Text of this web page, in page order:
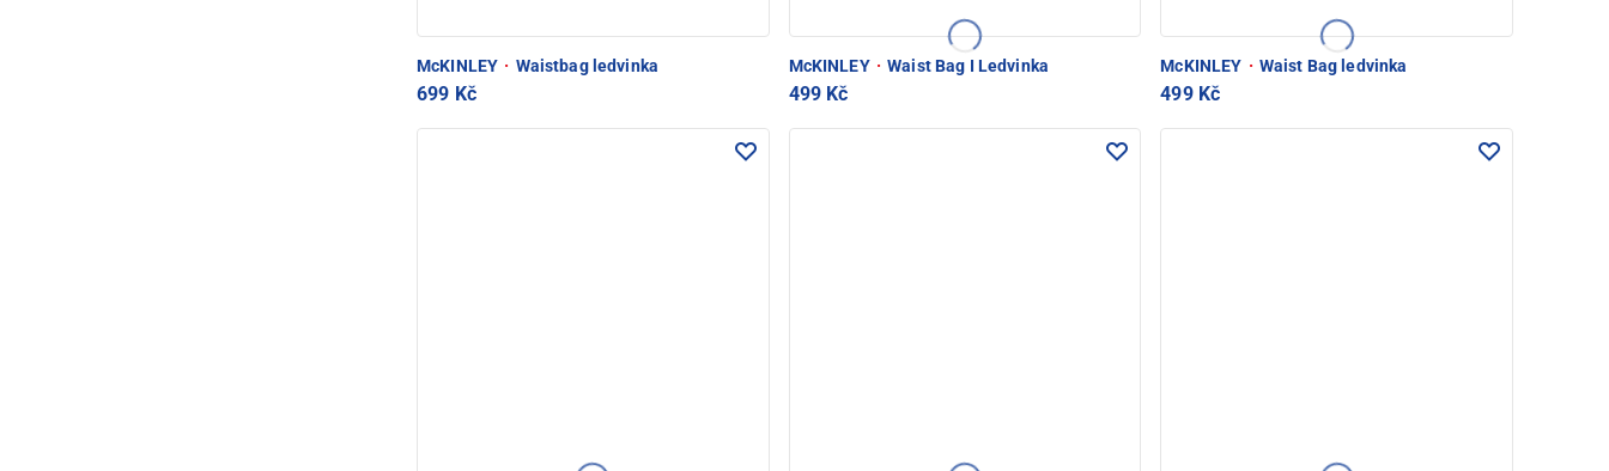
McKINLEY · Waistbag ledvinka
699 Kč
McKINLEY · Waist Bag I Ledvinka
499 Kč
McKINLEY · Waist Bag ledvinka
499 Kč